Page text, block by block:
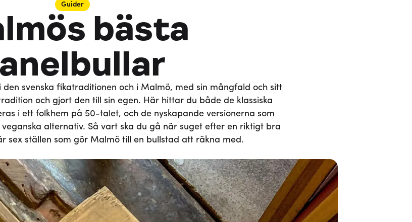
Guider
bästa
den svenska fikatraditionen och i Malmö, med sin mångfald och sitt
och gjort den till sin egen. Här hittar du både de klassiska
i ett folkhem på 50-talet, och de nyskapande versionerna som
alternativ. Så vart ska du gå när suget efter en riktigt bra
sex ställen som gör Malmö till en bullstad att räkna med.